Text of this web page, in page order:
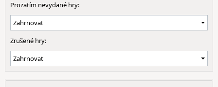
Prozatím nevydané hry:
Zrušené hry: